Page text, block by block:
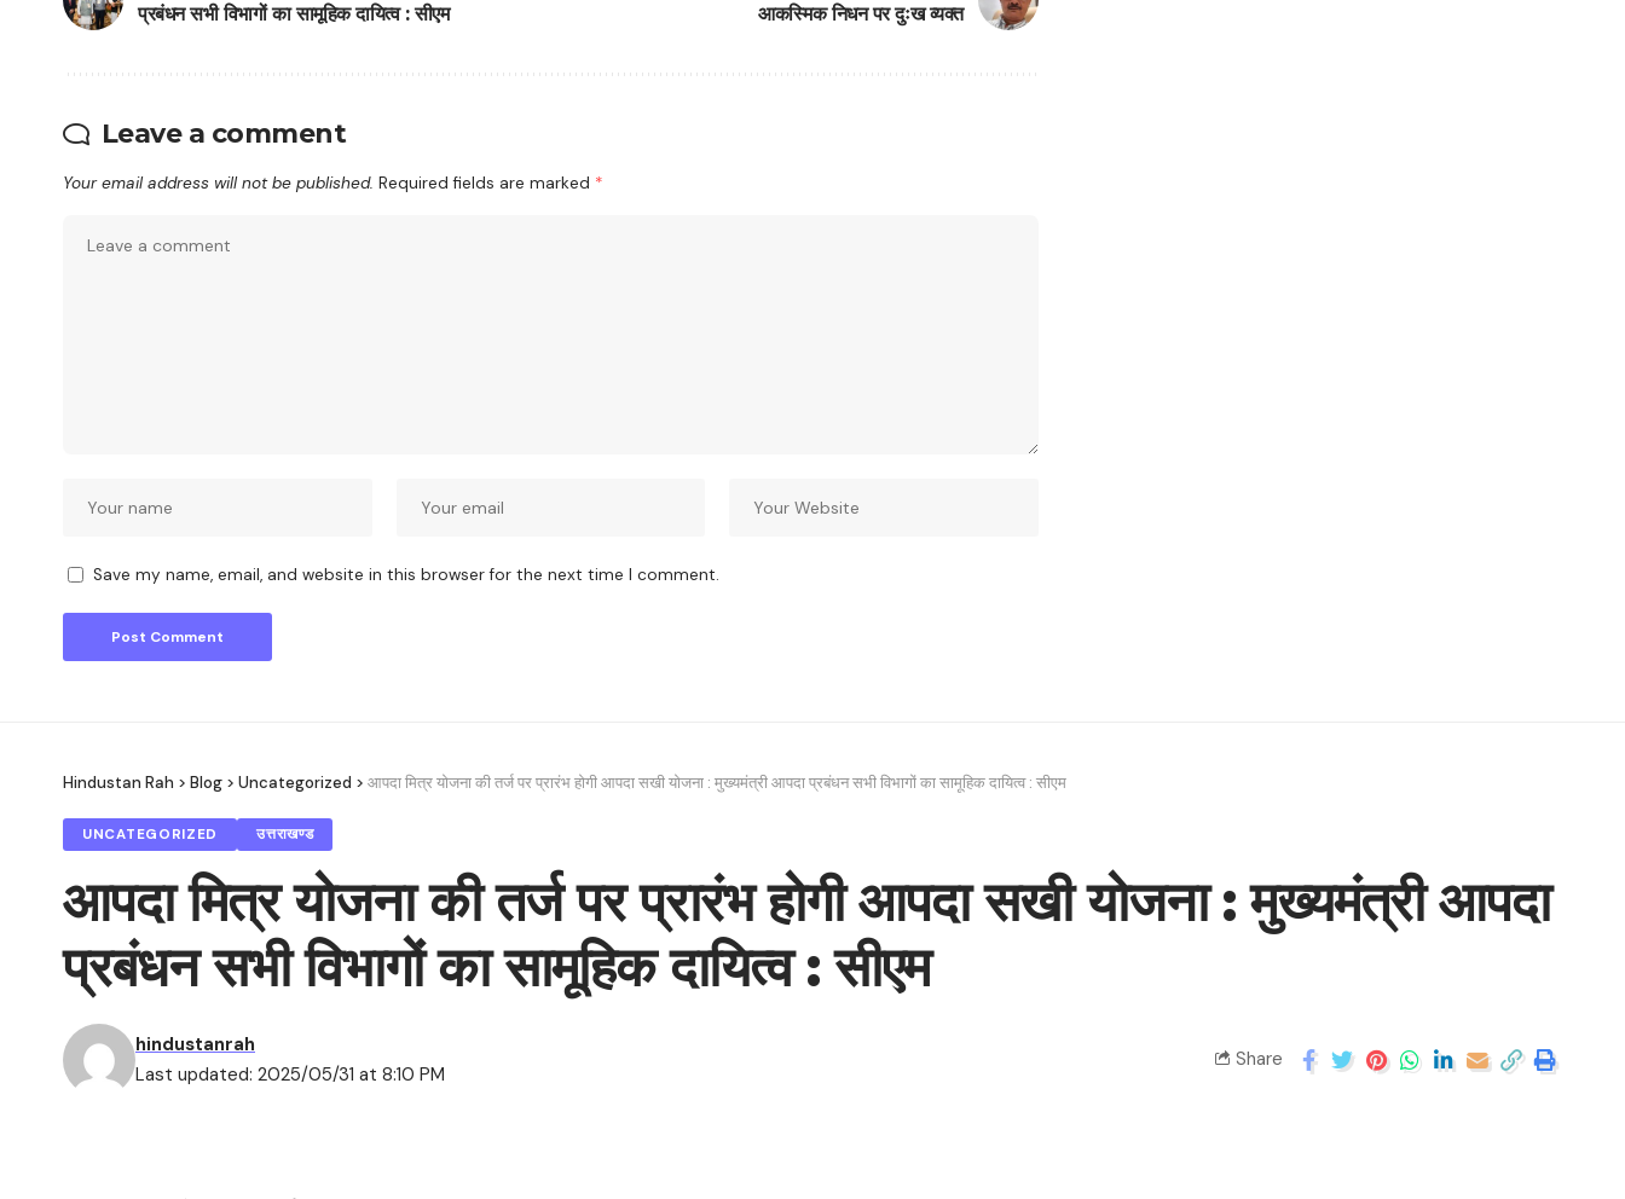
प्रबंधन सभी विभागों का सामूहिक दायित्व : सीएम
आकस्मिक निधन पर दुःख व्यक्त
Leave a comment
Your email address will not be published. Required fields are marked *
Save my name, email, and website in this browser for the next time I comment.
Hindustan Rah > Blog > Uncategorized > आपदा मित्र योजना की तर्ज पर प्रारंभ होगी आपदा सखी योजना : मुख्यमंत्री आपदा प्रबंधन सभी विभागों का सामूहिक दायित्व : सीएम
UNCATEGORIZED उत्तराखण्ड
आपदा मित्र योजना की तर्ज पर प्रारंभ होगी आपदा सखी योजना : मुख्यमंत्री आपदा
प्रबंधन सभी विभागों का सामूहिक दायित्व : सीएम
Last updated: 2025/05/31 at 8:10 PM
hindustanrah
Share